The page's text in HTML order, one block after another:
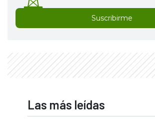
Suscribirme
Las más leídas